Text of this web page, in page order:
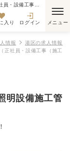
入り ログイン
情報
港区の求人情報
正社員・設備工事（施工
明設備施工管